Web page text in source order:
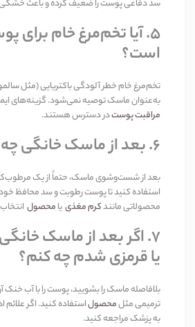
سد دفاعی پوست را ضعیف کرده و باعث
۵.آیا تخم‌مرغ خام برای
است؟
تخم‌مرغ خام خطر آلودگی باکتریایی (مثل
به‌عنوان ماسک توصیه نمی‌شود. گزینه‌های
مراقبت پوستدر دسترس هستند.
۶.بعد از ماسک خانگی چه
بعد از شست‌وشوی ماسک، حتماً از یک
استفاده کنید تا پوست رطوبت و سد محافظ خود
محصولاتی مانندکرم مغذییامحصول
۷.اگر بعد از ماسک
یا قرمزی شدم چه کنم؟
بلافاصله ماسک را بشویید، پوست را با آب خنک
ترمیمی مثلمحصولاستفاده کنید. اگر
به پزشک مراجعه کنید.